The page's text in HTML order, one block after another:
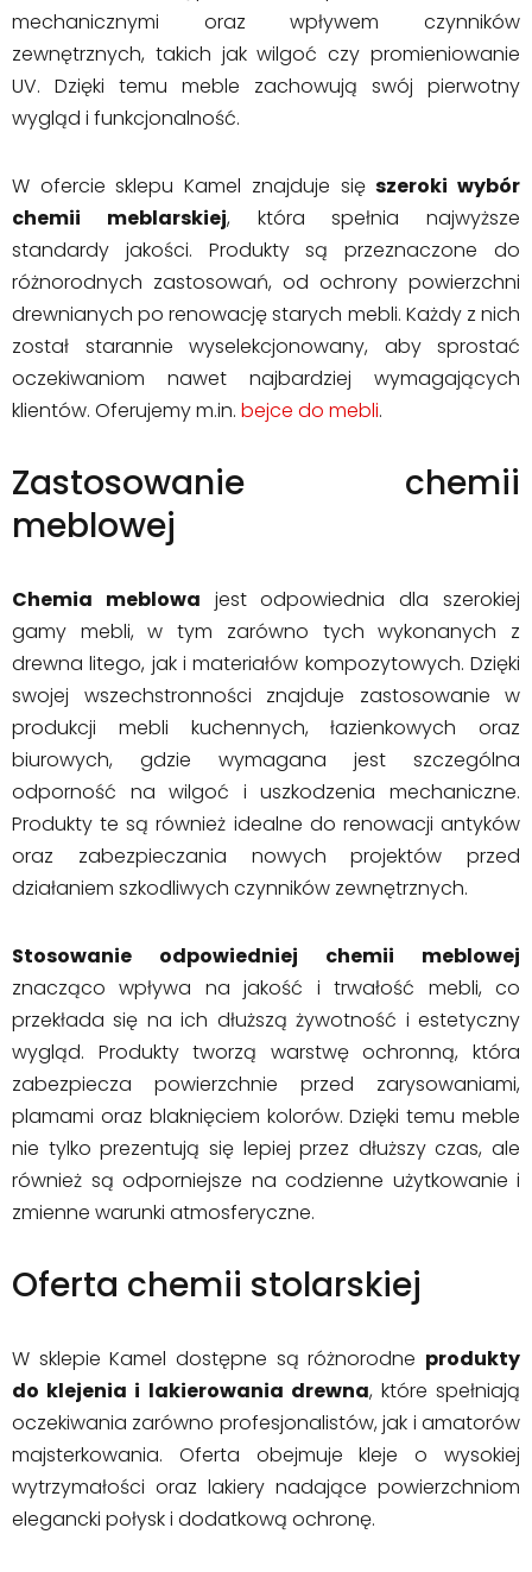
mechanicznymi oraz wpływem czynników
zewnętrznych, takich jak wilgoć czy promieniowanie
UV. Dzięki temu meble zachowują swój pierwotny
wygląd i funkcjonalność.
W ofercie sklepu Kamel znajduje sięszeroki wybór
chemii meblarskiej, która spełnia najwyższe
standardy jakości. Produkty są przeznaczone do
różnorodnych zastosowań, od ochrony powierzchni
drewnianych po renowację starych mebli. Każdy z nich
został starannie wyselekcjonowany, aby sprostać
oczekiwaniom nawet najbardziej wymagających
klientów. Oferujemy m.in. bejce do mebli.
Zastosowanie chemii
meblowej
Chemia meblowa jest odpowiednia dla szerokiej
gamy mebli, w tym zarówno tych wykonanych z
drewna litego, jak i materiałów kompozytowych. Dzięki
swojej wszechstronności znajduje zastosowanie w
produkcji mebli kuchennych, łazienkowych oraz
biurowych, gdzie wymagana jest szczególna
odporność na wilgoć i uszkodzenia mechaniczne.
Produkty te są również idealne do renowacji antyków
oraz zabezpieczania nowych projektów przed
działaniem szkodliwych czynników zewnętrznych.
Stosowanie odpowiedniej chemii meblowej
znacząco wpływa na jakość i trwałość mebli, co
przekłada się na ich dłuższą żywotność i estetyczny
wygląd. Produkty tworzą warstwę ochronną, która
zabezpiecza powierzchnie przed zarysowaniami,
plamami oraz blaknięciem kolorów. Dzięki temu meble
nie tylko prezentują się lepiej przez dłuższy czas, ale
również są odporniejsze na codzienne użytkowanie i
zmienne warunki atmosferyczne.
Oferta chemii stolarskiej
W sklepie Kamel dostępne są różnorodne produkty
do klejenia i lakierowania drewna, które spełniają
oczekiwania zarówno profesjonalistów, jak i amatorów
majsterkowania. Oferta obejmuje kleje o wysokiej
wytrzymałości oraz lakiery nadające powierzchniom
elegancki połysk i dodatkową ochronę.